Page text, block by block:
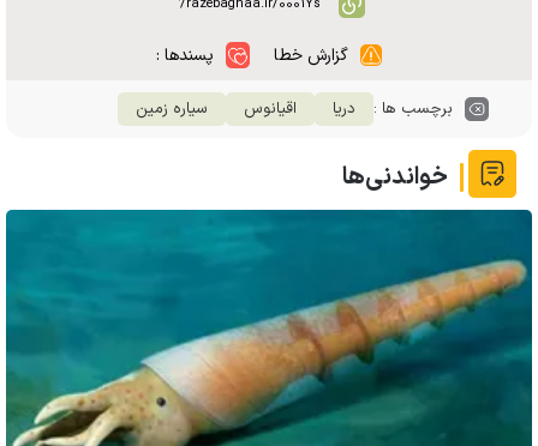
گزارش خطا پسندها :
برچسب ها : دریا اقیانوس سیاره زمین
خواندنی‌ها